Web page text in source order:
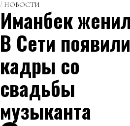
НОВОСТИ
Иманбек
В Сети
кадры со
свадьбы
музыканта